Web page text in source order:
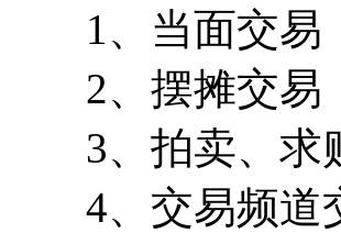
1、当面交易
2、摆摊交易
3、拍卖、求
4、交易频道